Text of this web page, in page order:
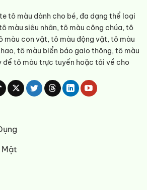
tô màu dành cho bé, đa dạng thể loại
màu siêu nhân, tô màu công chúa, tô
màu con vật, tô màu động vật, tô màu
tô màu biển báo gaio thông, tô màu
để tô màu trực tuyến hoặc tải về cho
Mật